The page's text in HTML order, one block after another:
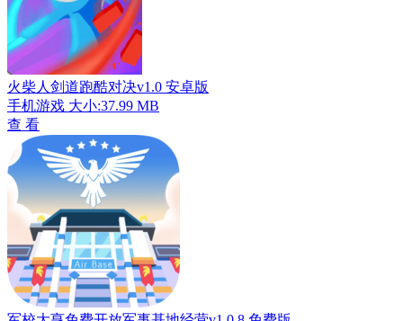
火柴人剑道跑酷对决v1.0 安卓版
手机游戏 大小:37.99 MB
查 看